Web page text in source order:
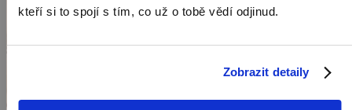
kteří si to spojí s tím, co už o tobě vědí odjinud.
Zobrazit detaily